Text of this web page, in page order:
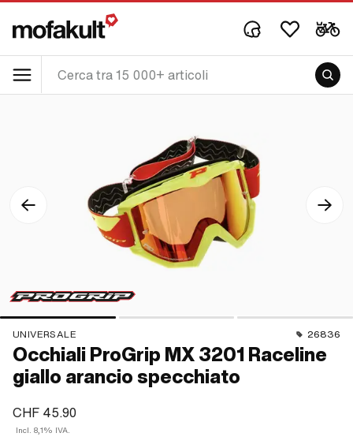
UNIVERSALE 26836
Occhiali ProGrip MX 3201 Raceline
giallo arancio specchiato
CHF 45.90
Incl. 8,1% IVA.